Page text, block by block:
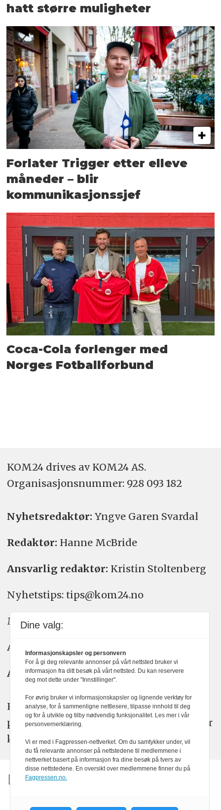
hatt større muligheter
Forlater Trigger etter elleve
måneder – blir
kommunikasjonssjef
Coca-Cola forlenger med
Norges Fotballforbund
KOM24 drives av KOM24 AS.
Organisasjons­nummer: 928 093 182
Nyhetsredaktør: Yngve Garen Svardal
Redaktør: Hanne McBride
Ansvarlig redaktør: Kristin Stoltenberg
Nyhetstips: tips@kom24.no
Meninger: meninger@kom24.no
Annonse: annonse@watchmedia.no
Abonnement:kom24@watchmedia.no
KOM24 arbeider etter Vær Varsom-
plakatens regler for god presseskikk. Her
kan du lese mer omPFUsarbeid.
Dine valg:
Informasjonskapsler og personvern
For å gi deg relevante annonser på vårt nettsted bruker vi
informasjon fra ditt besøk på vårt nettsted. Du kan reservere
deg mot dette under "Innstillinger".
For øvrig bruker vi informasjonskapsler og lignende verktøy for
analyse, for å sammenligne nettlesere, tilpasse innhold til deg
og for å utvikle og tilby nødvendig funksjonalitet. Les mer i vår
personvernerklæring.
Vi er med i Fagpressen-nettverket. Om du samtykker under, vil
du få relevante annonser på nettstedene til medlemmene i
nettverket basert på informasjon fra dine besøk på tvers av
disse nettstedene. En oversikt over medlemmene finner du på
Fagpressen.no.